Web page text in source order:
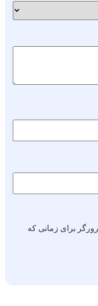
برای زمانی که